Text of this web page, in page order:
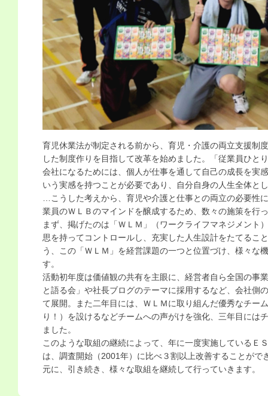
育児休業法が制定される前から、育児・介護の両立支援制
した制度作りを目指して改革を始めました。「従業員ひと
会社になるためには、個人が仕事を通して自己の成長を実
いう実感を持つことが必要であり、自分自身の人生全体と
…こうした考えから、育児や介護と仕事との両立の必要性
業員のＷＬＢのマインドを醸成するため、数々の施策を行
まず、掲げたのは「ＷＬＭ」（ワークライフマネジメント
思を持ってコントロールし、充実した人生設計をたてるこ
う、この「ＷＬＭ」を経営課題の一つと位置づけ、様々な
す。
活動初年度は価値観の共有を主眼に、経営者自ら全国の事
と語る会」や社長ブログのテーマに採用するなど、会社側
て展開。また二年目には、ＷＬＭに取り組んだ優秀なチー
り！）を設けるなどチームへの声がけを強化、三年目には
ました。
このような取組の継続によって、年に一度実施しているＥ
は、調査開始（2001年）に比べ３割以上改善することが
元に、引き続き、様々な取組を継続して行っていきます。